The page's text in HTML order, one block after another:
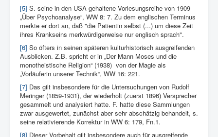
[5] S. seine in den USA gehaltene Vorlesungsreihe von 1909
„Über Psychoanalyse“, WW 8: 7. Zu dem englischen Terminus
merkte er dort an, daß "die Patientin selbst (...) um diese Zeit
ihres Krankseins merkwürdigerweise nur englisch sprach".
[6] So öfters in seinen späteren kulturhistorisch ausgreifenden
Ausblicken. Z.B. spricht er in „Der Mann Moses und die
monotheistische Religion“ (1938) von der Magie als
„Vorläuferin unserer Technik“, WW 16: 221.
[7] Das gilt insbesondere für die Untersuchungen von Rudolf
Meringer (1859-1931), der wiederholt (zuerst 1896) Versprecher
gesammelt und analysiert hatte. F. hatte diese Sammlungen
zwar ausgewertet, zunächst aber sehr abschätzig behandelt, s.
seine relativierende Korrektur in WW 6: 179, Fn.1.
[8] Dieser Vorbehalt gilt insbesondere auch für ausgreifende